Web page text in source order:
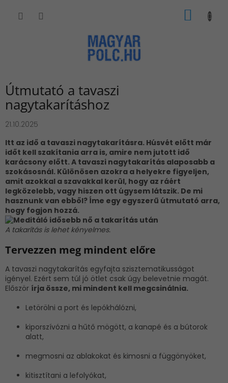
KOSÁR
Útmutató a tavaszi
nagytakarításhoz
21.10.2025
Itt az idő a tavaszi nagytakarításra. Húsvét előtt már
időt kell szakítania arra is, amire nem jutott idő
karácsony előtt. A tavaszi nagytakarítás alaposabb a
szokásosnál. Különösen azokra a helyekre figyeljen,
amit azokkal a szavakkal kerül, hogy az ráért
legközelebb, vagy hiszen ott úgysem látszik. De mi
hasznunk van ebből? Íme egy egyszerű útmutató arra,
hogy fogjon hozzá.
A takarítás is lehet kényelmes.
Tervezzen meg mindent előre
A tavaszi nagytakarítás egyfajta szisztematikusságot
igényel. Ezért sem túl jó ötlet csak úgy belevetnie magát.
Először írja össze, mi mindent kell megcsinálnia.
Letörölni a port és lepókhálózni,
kiporszívózni a hűtő mögött, a kanapé és a bútorok
alatt,
megmosni az ablakokat és kimosni a függönyöket,
kitisztítani a lefolyókat,